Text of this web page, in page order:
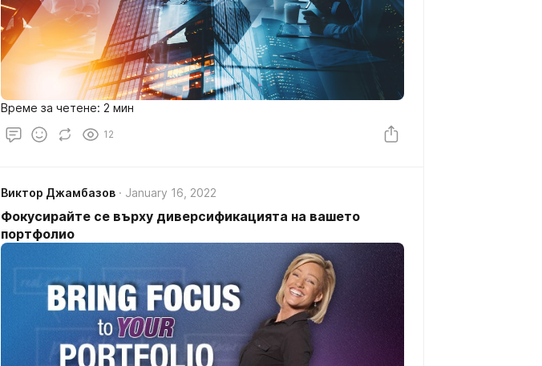
Време за четене: 2 мин
12
Виктор Джамбазов January 16, 2022
Фокусирайте се върху диверсификацията на вашето
портфолио